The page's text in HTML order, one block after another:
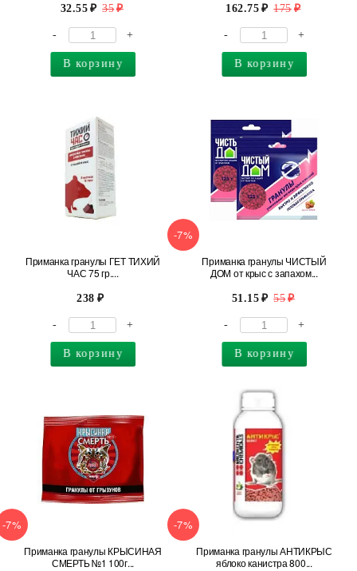
32.55 35
- +
В корзину
162.75 175
- +
В корзину
Приманка гранулы ГЕТ ТИХИЙ
ЧАС 75 гр....
238
- +
В корзину
-7%
Приманка гранулы ЧИСТЫЙ
ДОМ от крыс с запахом...
51.15 55
- +
В корзину
-7%
Приманка гранулы КРЫСИНАЯ
СМЕРТЬ №1 100г...
-7%
Приманка гранулы АНТИКРЫС
яблоко канистра 800...